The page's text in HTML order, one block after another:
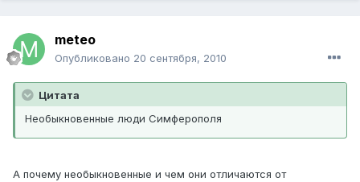
meteo
Опубликовано 20 сентября, 2010
Цитата
Необыкновенные люди Симферополя
А почему необыкновенные и чем они отличаются от